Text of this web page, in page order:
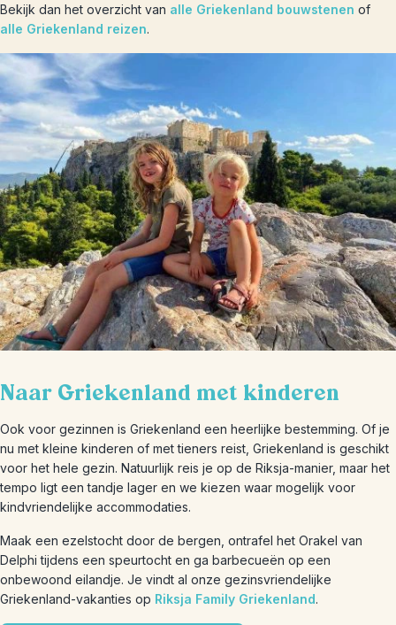
Bekijk dan het overzicht van alle Griekenland bouwstenen of
alle Griekenland reizen.
Naar Griekenland met kinderen
Ook voor gezinnen is Griekenland een heerlijke bestemming. Of je
nu met kleine kinderen of met tieners reist, Griekenland is geschikt
voor het hele gezin. Natuurlijk reis je op de Riksja-manier, maar het
tempo ligt een tandje lager en we kiezen waar mogelijk voor
kindvriendelijke accommodaties.
Maak een ezelstocht door de bergen, ontrafel het Orakel van
Delphi tijdens een speurtocht en ga barbecueën op een
onbewoond eilandje. Je vindt al onze gezinsvriendelijke
Griekenland-vakanties op Riksja Family Griekenland.